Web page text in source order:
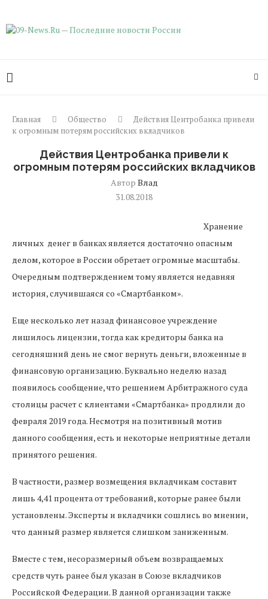
Главная Общество
Действия Центробанка привели
к огромным потерям российских вкладчиков
Действия Центробанка привели к
огромным потерям российских вкладчиков
Автор Влад
31.08.2018
Хранение
личных денег в банках является достаточно опасным
делом, которое в России обретает огромные масштабы.
Очередным подтверждением тому является недавняя
история, случившаяся со «Смартбанком».
Еще несколько лет назад финансовое учреждение
лишилось лицензии, тогда как кредиторы банка на
сегодняшний день не смог вернуть деньги, вложенные в
финансовую организацию. Буквально неделю назад
появилось сообщение, что решением Арбитражного суда
столицы расчет с клиентами «Смартбанка» продлили до
февраля 2019 года. Несмотря на позитивный мотив
данного сообщения, есть и некоторые неприятные детали
принятого решения.
В частности, размер возмещения вкладчикам составит
лишь 4,41 процента от требований, которые ранее были
установлены. Эксперты и вкладчики сошлись во мнении,
что данный размер является слишком заниженным.
Вместе с тем, несоразмерный объем возвращаемых
средств чуть ранее был указан в Союзе вкладчиков
Российской Федерации. В данной организации также